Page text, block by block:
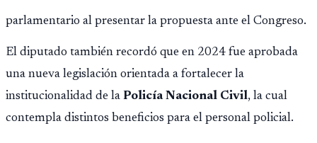
parlamentario al presentar la propuesta ante el Congreso.
El diputado también recordó que en 2024 fue aprobada
una nueva legislación orientada a fortalecer la
institucionalidad de la Policía Nacional Civil, la cual
contempla distintos beneficios para el personal policial.